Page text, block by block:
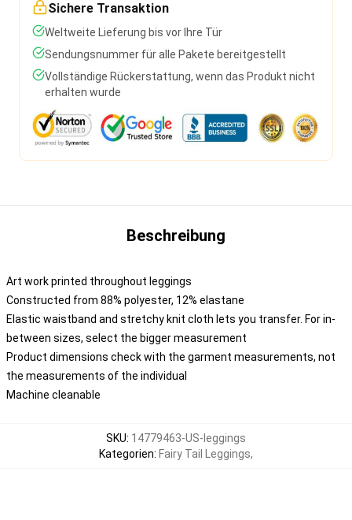
Sichere Transaktion
Weltweite Lieferung bis vor Ihre Tür
Sendungsnummer für alle Pakete bereitgestellt
Vollständige Rückerstattung, wenn das Produkt nicht
erhalten wurde
Beschreibung
Art work printed throughout leggings
Constructed from 88% polyester, 12% elastane
Elastic waistband and stretchy knit cloth lets you transfer. For in-
between sizes, select the bigger measurement
Product dimensions check with the garment measurements, not
the measurements of the individual
Machine cleanable
SKU: 14779463-US-leggings
Kategorien: Fairy Tail Leggings,